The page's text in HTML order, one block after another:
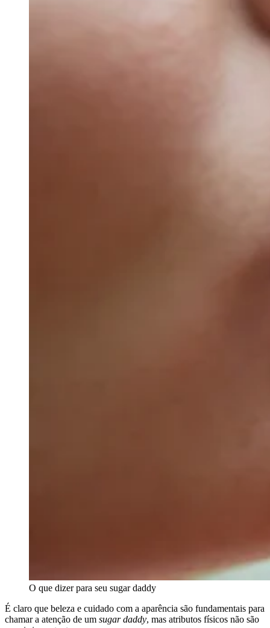
O que dizer para seu sugar daddy
É claro que beleza e cuidado com a aparência são fundamentais para
chamar a atenção de um sugar daddy, mas atributos físicos não são